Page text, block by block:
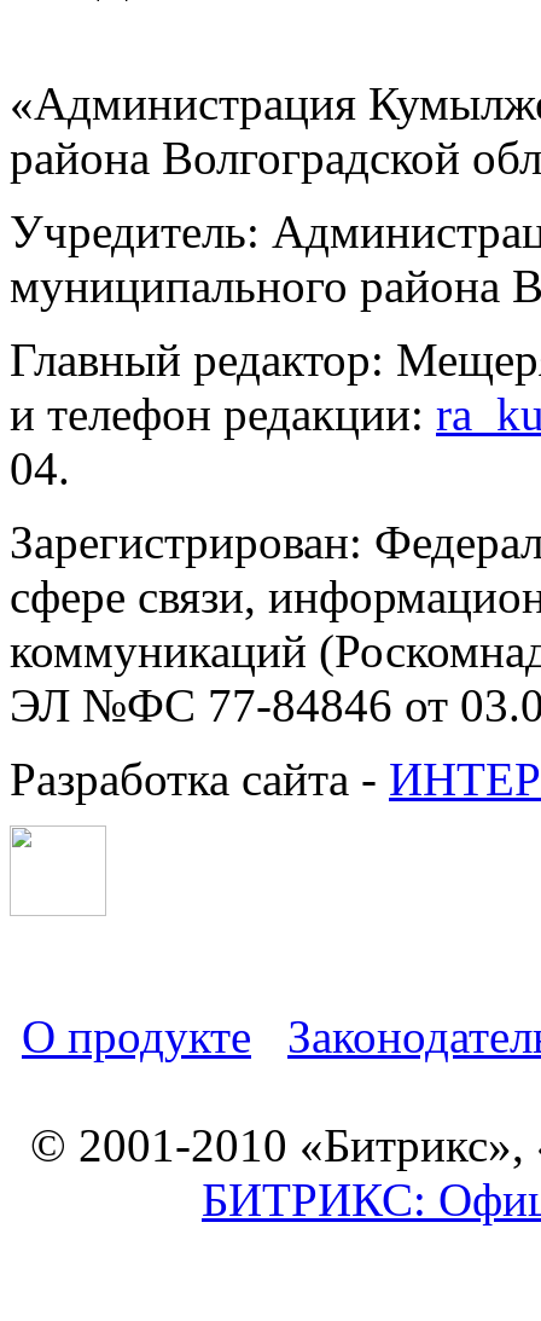
«Администрация
района Волгоградской
Учредитель:
муниципального района
Главный редактор:
и телефон редакции:
04.
Зарегистрирован:
сфере связи,
коммуникаций
ЭЛ №ФС 77-84846 от
Разработка сайта -
О продукте
© 2001-2010 «Битрикс»,
БИТРИКС: